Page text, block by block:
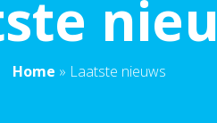
Home » Laatste nieuws